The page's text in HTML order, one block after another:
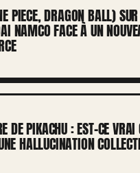
PIECE, DRAGON BALL)
NAMCO FACE À UN
DE PIKACHU : EST-CE VRAI
HALLUCINATION